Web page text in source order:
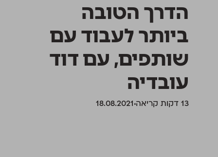
הדרך הטובה
ביותר לעבוד עם
שותפים, עם דוד
עובדיה
‫13 דקות קריאה 18.08.2021